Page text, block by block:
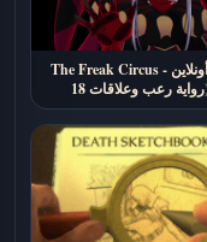
The Freak Circus - العب أونلاين